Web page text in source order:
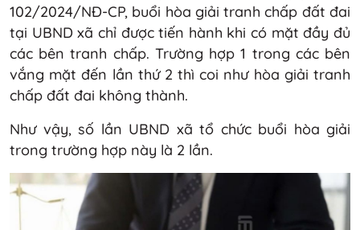
102/2024/NĐ-CP, buổi hòa giải tranh chấp đất đai
tại UBND xã chỉ được tiến hành khi có mặt đầy đủ
các bên tranh chấp. Trường hợp 1 trong các bên
vắng mặt đến lần thứ 2 thì coi như hòa giải tranh
chấp đất đai không thành.
Như vậy, số lần UBND xã tổ chức buổi hòa giải
trong trường hợp này là 2 lần.